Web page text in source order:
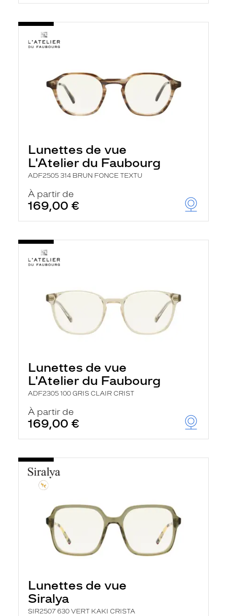
Lunettes de vue
L'Atelier du Faubourg
ADF2505 314 BRUN FONCE TEXTU
À partir de
169,00 €
Lunettes de vue
L'Atelier du Faubourg
ADF2305 100 GRIS CLAIR CRIST
À partir de
169,00 €
Lunettes de vue
Siralya
SIR2507 630 VERT KAKI CRISTA